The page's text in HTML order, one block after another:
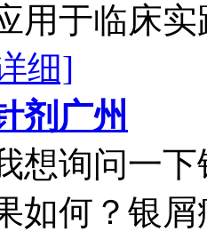
用于临床
细]
剂广州
想询问一
如何？银